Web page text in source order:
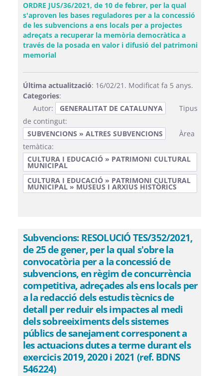
ORDRE JUS/36/2021, de 10 de febrer, per la qual
s'aproven les bases reguladores per a la concessió
de les subvencions a ens locals per a projectes
adreçats a recuperar la memòria democràtica a
través de la posada en valor i difusió del patrimoni
memorial(Obre una finestra nova)
Última actualització: 16/02/21. Modificat fa 5 anys.
Categories:
Autor:
GENERALITAT DE CATALUNYA
Tipus
de contingut:
SUBVENCIONS » ALTRES SUBVENCIONS
Àrea
temàtica:
CULTURA I EDUCACIÓ » PATRIMONI CULTURAL
MUNICIPAL
CULTURA I EDUCACIÓ » PATRIMONI CULTURAL
MUNICIPAL » MUSEUS I ARXIUS HISTÒRICS
Subvencions: RESOLUCIÓ TES/352/2021,
de 25 de gener, per la qual s'obre la
convocatòria per a la concessió de
subvencions, en règim de concurrència
competitiva, adreçades als ens locals per
a la redacció dels estudis tècnics de
detall per reduir els impactes al medi
dels sobreeiximents dels sistemes
públics de sanejament corresponent a
les actuacions dutes a terme durant els
exercicis 2019, 2020 i 2021 (ref. BDNS
546224)